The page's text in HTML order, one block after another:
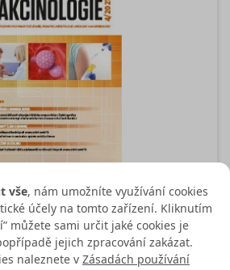
jako PDF
vše, nám umožníte využívání cookies
účely na tomto zařízení. Kliknutím
můžete sami určit jaké cookies je
jejich zpracování zakázat.
naleznete v Zásadách používání